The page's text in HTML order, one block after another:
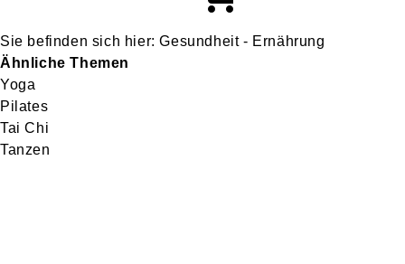
Gesundheit - Ernährung
Ähnliche Themen
Yoga
Pilates
Tai Chi
Tanzen